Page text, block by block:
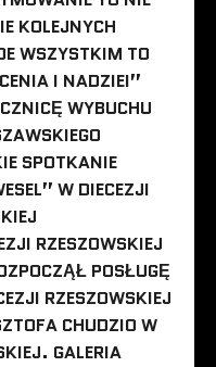
KOLEJNYCH
WSZYSTKIM TO
I NADZIEI”
WYBUCHU
SPOTKANIE
W DIECEZJI
RZESZOWSKIEJ
POSŁUGĘ
RZESZOWSKIEJ
CHUDZIO W
GALERIA